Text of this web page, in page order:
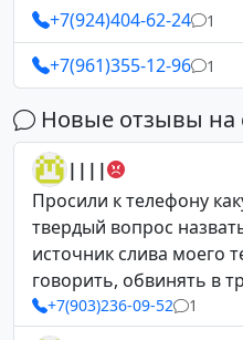
+7(924)404-62-24 1
+7(961)355-12-96 1
Новые отзывы на
||||
Просили к телефону
твердый вопрос
источник слива моего
говорить, обвинять в
+7(903)236-09-52 1